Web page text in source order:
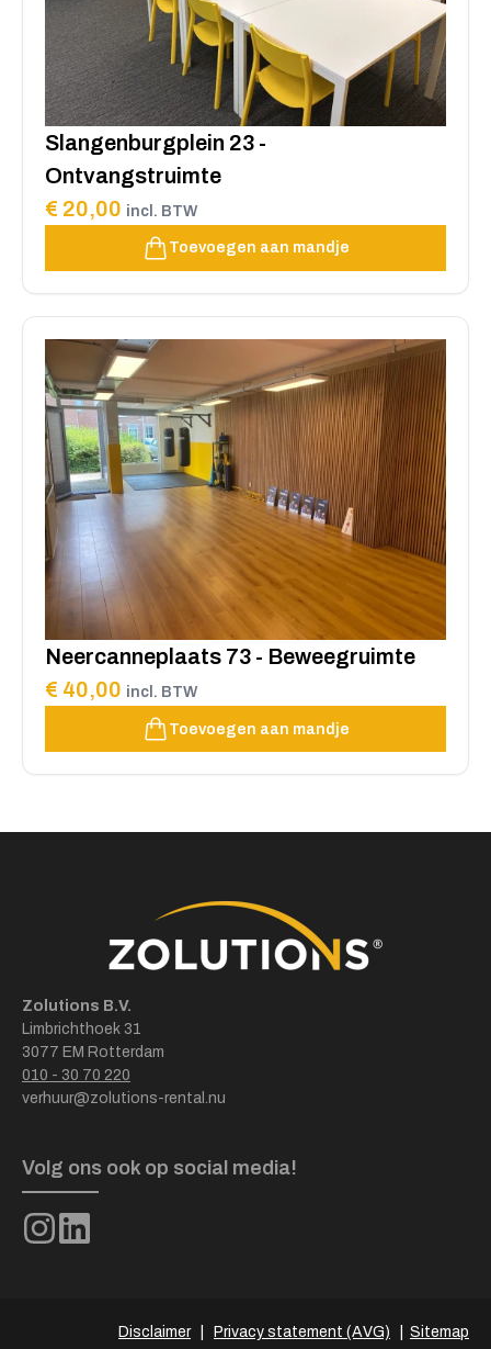
Slangenburgplein 23 -
Ontvangstruimte
€ 20,00 incl. BTW
Toevoegen aan mandje
Neercanneplaats 73 - Beweegruimte
€ 40,00 incl. BTW
Toevoegen aan mandje
Zolutions B.V.
Limbrichthoek 31
3077 EM Rotterdam
010 - 30 70 220
verhuur@zolutions-rental.nu
Volg ons ook op social media!
Disclaimer| Privacy statement (AVG) Sitemap